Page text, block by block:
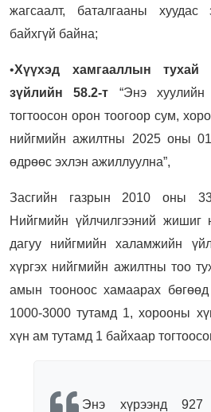
жагсаалт, баталгааны хуудас
байхгүй байна;
•Хүүхэд хамгааллын тухай
зүйлийн 58.2-т “Энэ
тогтоосон орон тоогоор сум,
нийгмийн ажилтны 2025 оны
өдрөөс эхлэн ажиллуулна”,
Засгийн газрын 2010 оны
Нийгмийн үйлчилгээний жишиг
дагуу нийгмийн халамжийн
хүргэх нийгмийн ажилтны тоо
амын тооноос хамаарах
1000-3000 тутамд 1, хорооны
хүн ам тутамд 1 байхаар
Энэ хүрээнд 927